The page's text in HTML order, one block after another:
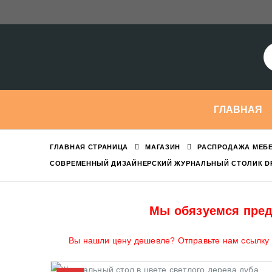
ГЛАВНАЯ
ГЛАВНАЯ СТРАНИЦА МАГАЗИН РАСПРОДАЖА
СОВРЕМЕННЫЙ ДИЗАЙНЕРСКИЙ ЖУРНАЛЬНЫЙ СТОЛИК
Мы обязуемся
Вы нашли цену дешевле? Отправьте нам